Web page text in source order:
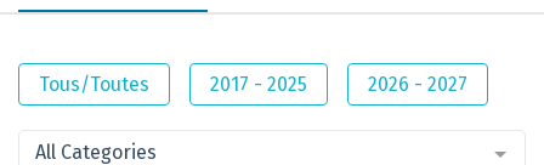
Tous/Toutes 2017 - 2025 2026 - 2027
All Categories